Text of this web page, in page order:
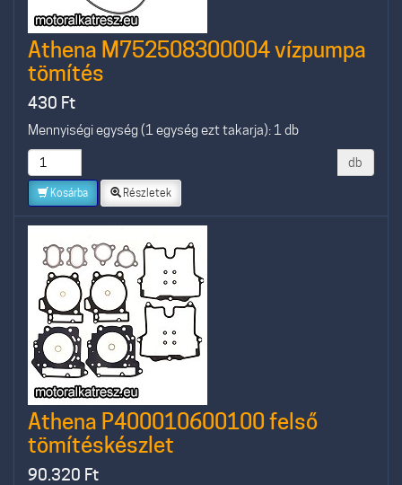
Athena M752508300004 vízpumpa
tömítés
430 Ft
Mennyiségi egység (1 egység ezt takarja): 1 db
db
Kosárba Részletek
Athena P400010600100 felső
tömítéskészlet
90.320 Ft